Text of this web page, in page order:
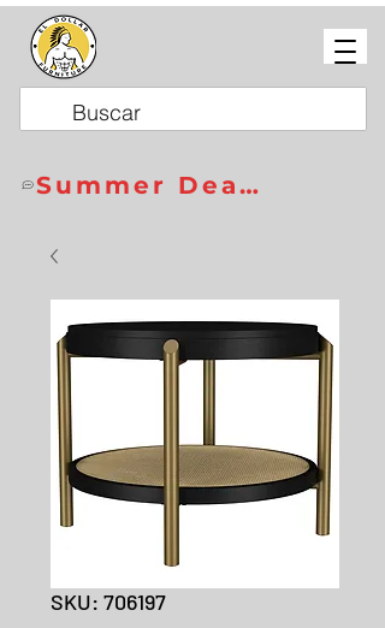
Summer Deals
SKU: 706197